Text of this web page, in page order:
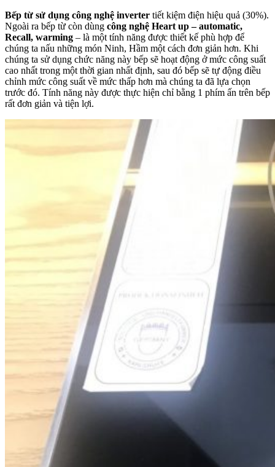
Bếp từ sử dụng công nghệ inverter tiết kiệm điện hiệu quả (30%).
Ngoài ra bếp từ còn dùng công nghệ Heart up – automatic,
Recall, warming – là một tính năng được thiết kế phù hợp để
chúng ta nấu những món Ninh, Hầm một cách đơn giản hơn. Khi
chúng ta sử dụng chức năng này bếp sẽ hoạt động ở mức công suất
cao nhất trong một thời gian nhất định, sau đó bếp sẽ tự động điều
chỉnh mức công suất về mức thấp hơn mà chúng ta đã lựa chọn
trước đó. Tính năng này được thực hiện chỉ bằng 1 phím ấn trên bếp
rất đơn giản và tiện lợi.